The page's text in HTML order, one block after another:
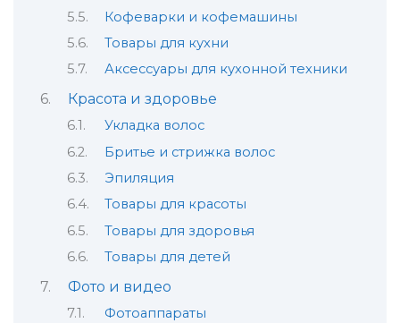
Кофеварки и кофемашины
Товары для кухни
Аксессуары для кухонной техники
Красота и здоровье
Укладка волос
Бритье и стрижка волос
Эпиляция
Товары для красоты
Товары для здоровья
Товары для детей
Фото и видео
Фотоаппараты